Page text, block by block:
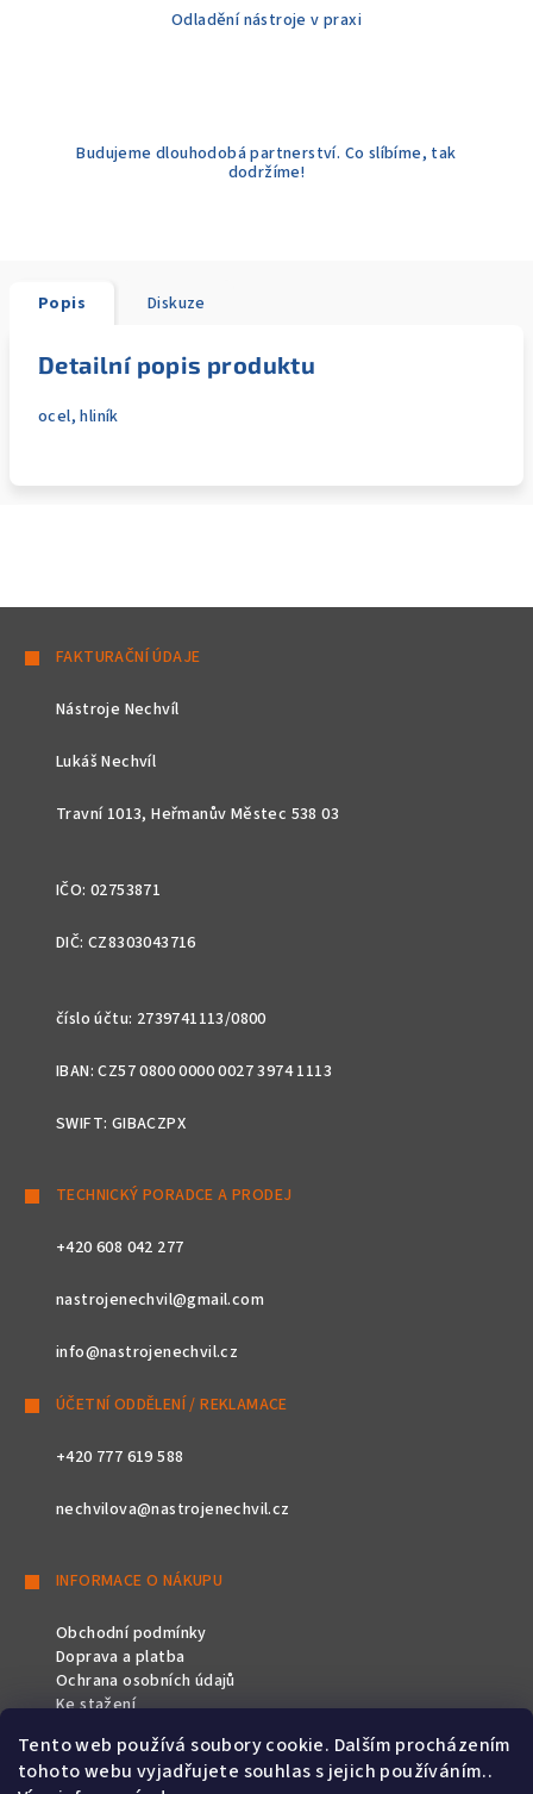
Tento web používá soubory cookie. Dalším procházením
tohoto webu vyjadřujete souhlas s jejich používáním..
Odladění nástroje v praxi
Budujeme dlouhodobá partnerství. Co slíbíme, tak
dodržíme!
Popis Diskuze
Detailní popis produktu
ocel, hliník
FAKTURAČNÍ ÚDAJE
Nástroje Nechvíl
Lukáš Nechvíl
Travní 1013, Heřmanův Městec 538 03
IČO: 02753871
DIČ: CZ8303043716
číslo účtu: 2739741113/0800
IBAN: CZ57 0800 0000 0027 3974 1113
SWIFT: GIBACZPX
TECHNICKÝ PORADCE A PRODEJ
+420 608 042 277
nastrojenechvil@gmail.com
info@nastrojenechvil.cz
ÚČETNÍ ODDĚLENÍ / REKLAMACE
+420 777 619 588
nechvilova@nastrojenechvil.cz
INFORMACE O NÁKUPU
Obchodní podmínky
Doprava a platba
Ochrana osobních údajů
Ke stažení
SLEDUJTE NÁS